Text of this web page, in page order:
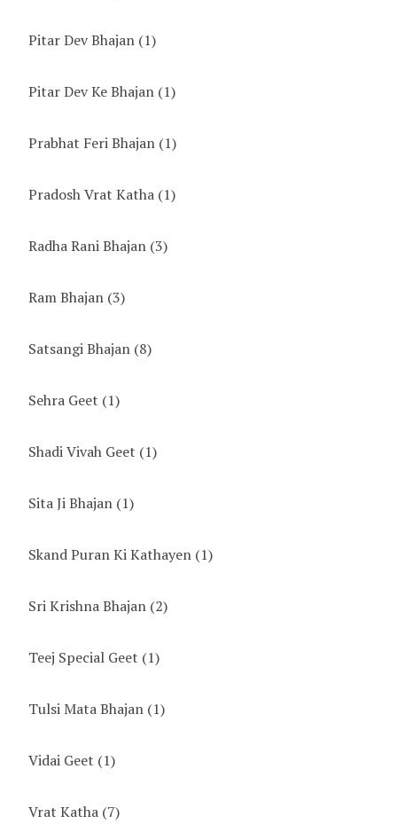
Pitar Dev Bhajan (1)
Pitar Dev Ke Bhajan (1)
Prabhat Feri Bhajan (1)
Pradosh Vrat Katha (1)
Radha Rani Bhajan (3)
Ram Bhajan (3)
Satsangi Bhajan (8)
Sehra Geet (1)
Shadi Vivah Geet (1)
Sita Ji Bhajan (1)
Skand Puran Ki Kathayen (1)
Sri Krishna Bhajan (2)
Teej Special Geet (1)
Tulsi Mata Bhajan (1)
Vidai Geet (1)
Vrat Katha (7)